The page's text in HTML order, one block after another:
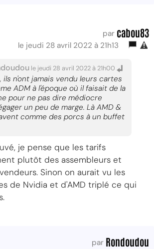
par cabou83
le jeudi 28 avril 2022 à 21h13
le jeudi 28 avril 2022 à 21h00
ils n'ont jamais vendu leurs cartes
ADM à l'époque où il faisait de la
pour ne pas dire médiocre
un peu de marge. Là AMD &
comme des porcs à un buffet
je pense que les tarifs
plutôt des assembleurs et
Sinon on aurait vu les
de Nvidia et d'AMD triplé ce qui
par Rondoudou